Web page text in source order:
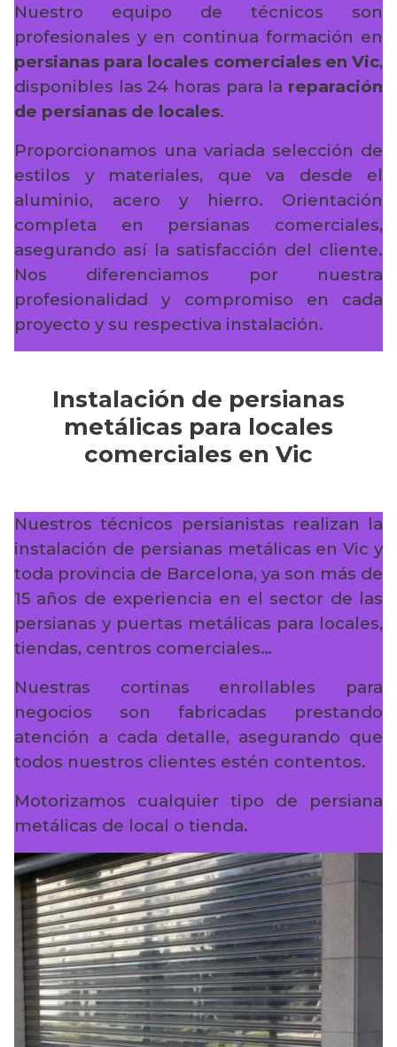
Nuestro equipo de técnicos son
profesionales y en continua formación en
persianas para locales comerciales en Vic,
disponibles las 24 horas para la reparación
de persianas de locales.
Proporcionamos una variada selección de
estilos y materiales, que va desde el
aluminio, acero y hierro. Orientación
completa en persianas comerciales,
asegurando así la satisfacción del cliente.
Nos diferenciamos por nuestra
profesionalidad y compromiso en cada
proyecto y su respectiva instalación.
Instalación de persianas
metálicas para locales
comerciales en Vic
Nuestros técnicos persianistas realizan la
instalación de persianas metálicas en Vic y
toda provincia de Barcelona, ya son más de
15 años de experiencia en el sector de las
persianas y puertas metálicas para locales,
tiendas, centros comerciales…
Nuestras cortinas enrollables para
negocios son fabricadas prestando
atención a cada detalle, asegurando que
todos nuestros clientes estén contentos.
Motorizamos cualquier tipo de persiana
metálicas de local o tienda.